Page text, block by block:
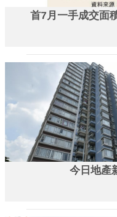
首7月一手成交面
今日地產